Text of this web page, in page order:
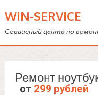
WIN-SERVICE
Сервисный центр по
Ремонт
от 299 рублей